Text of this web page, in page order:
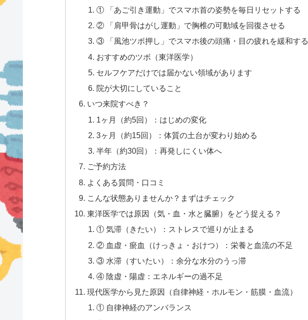
① 「あご引き運動」でスマホ首の姿勢を毎日リセットする
② 「肩甲骨はがし運動」で胸椎の可動域を回復させる
③ 「風池ツボ押し」でスマホ後の頭痛・目の疲れを緩和する
おすすめのツボ（東洋医学）
セルフケアだけでは届かない領域があります
院が大切にしていること
いつ来院すべき？
1ヶ月（約5回）：はじめの変化
3ヶ月（約15回）：体質の土台が変わり始める
半年（約30回）：再発しにくい体へ
ご予約方法
よくある質問・口コミ
こんな状態ありませんか？まずはチェック
東洋医学では原因（気・血・水と臓腑）をどう捉える？
① 気滞（きたい）：ストレスで巡りが止まる
② 血虚・瘀血（けっきょ・おけつ）：栄養と血流の不足
③ 水滞（すいたい）：余分な水分のうっ滞
④ 陰虚・陽虚：エネルギーの過不足
現代医学から見た原因（自律神経・ホルモン・筋膜・血流）
① 自律神経のアンバランス